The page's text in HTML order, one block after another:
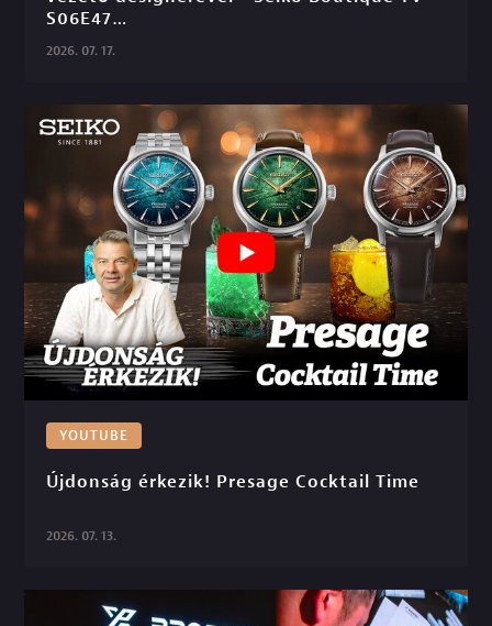
S06E47
2026. 07. 17.
YOUTUBE
Újdonság érkezik! Presage Cocktail Time
2026. 07. 13.